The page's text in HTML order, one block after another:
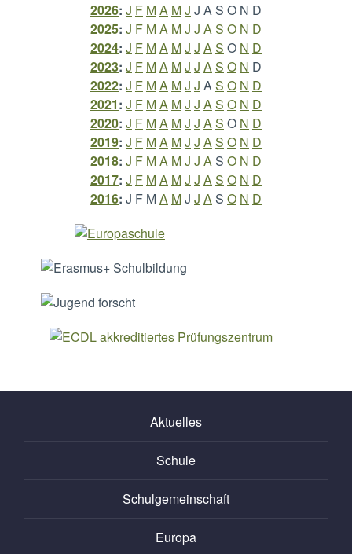
2026: J F MA MJ J AS O N D
2025: J F MA MJ J AS O N D
2024: J F MA MJ J AS O N D
2023: J F MA MJ J AS O N D
2022: J F MA MJ J AS O N D
2021: J F MA MJ J AS O N D
2020: J F MA MJ J AS O N D
2019: J F MA MJ J AS O N D
2018: J F MA MJ J AS O N D
2017: J F MA MJ J AS O N D
2016: J F MA MJ J AS O N D
Aktuelles
Schule
Schulgemeinschaft
Europa